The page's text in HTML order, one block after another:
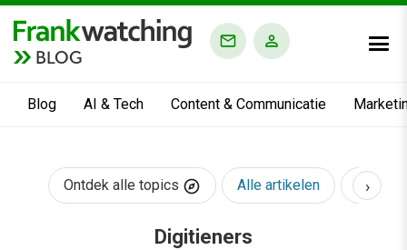
BLOG
Blog AI & Tech Content & Communicatie
Ontdek alle topics Alle artikelen AI &
›
Digitieners